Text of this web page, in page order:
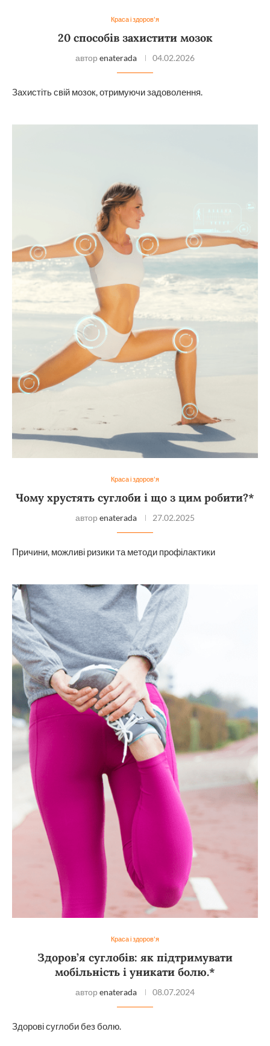
Краса і здоров'я
20 способів захистити мозок
автор enaterada 04.02.2026
Захистіть свій мозок, отримуючи задоволення.
Краса і здоров'я
Чому хрустять суглоби і що з цим робити?*
автор enaterada 27.02.2025
Причини, можливі ризики та методи профілактики
Краса і здоров'я
Здоров’я суглобів: як підтримувати
мобільність і уникати болю.*
автор enaterada 08.07.2024
Здорові суглоби без болю.